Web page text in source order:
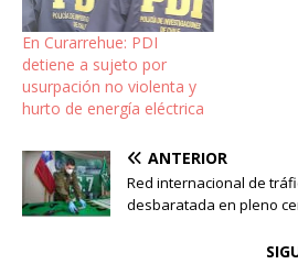
En Curarrehue: PDI
detiene a sujeto por
usurpación no violenta y
hurto de energía eléctrica
ANTERIOR
Red internacional de
desbaratada en pleno